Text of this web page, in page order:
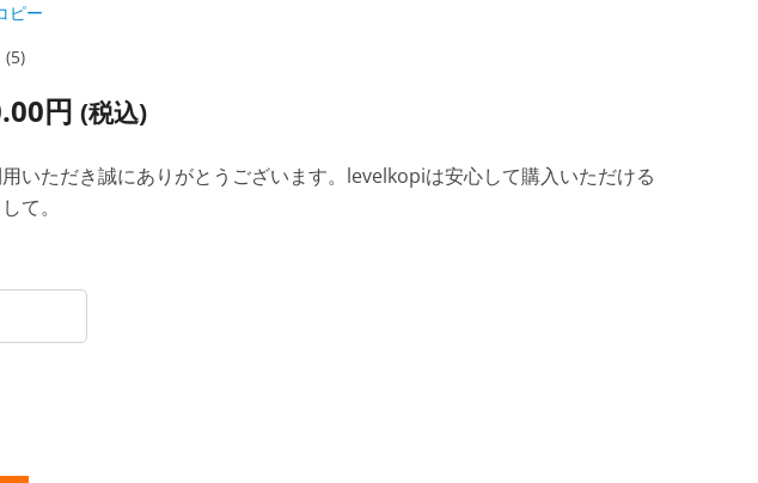
ピー
(5)
円 (税込)
いただき誠にありがとうございます。levelkopiは安心して購入いただける
て。